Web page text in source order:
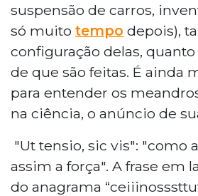
suspensão de carros,
só muito tempo depois),
configuração delas,
de que são feitas. É ainda
para entender os
na ciência, o anúncio de
"Ut tensio, sic vis": "como
assim a força". A frase em
do anagrama